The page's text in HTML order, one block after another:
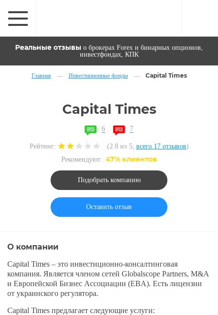
Реальные отзывы о брокерах Forex и бинарных опционов,
инвестфондах, КПК
Главная— Инвестиционные фонды— Capital Times
Capital Times
6 7
Рейтинг: (2.8 из 5, всего 17 отзывов)
Рекомендуют: 47% клиентов
Подобрать компанию
Оставить отзыв
О компании
Capital Times – это инвестиционно-консалтинговая
компания. Является членом сетей Globalscope Partners, M&A
и Европейской Бизнес Ассоциации (EBA). Есть лицензии
от украинского регулятора.
Capital Times предлагает следующие услуги: